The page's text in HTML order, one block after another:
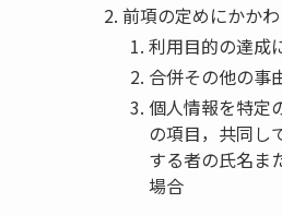
前項の定めにかか
利用目的の達成
合併その他の事
個人情報を特定
の項目，共同し
する者の氏名ま
場合